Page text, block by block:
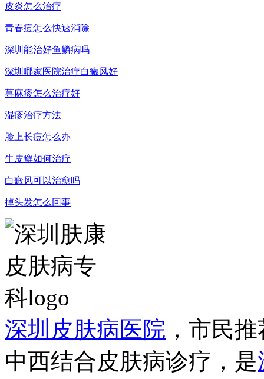
皮炎怎么治疗
青春痘怎么快速消除
深圳能治好鱼鳞病吗
深圳哪家医院治疗白癜风好
荨麻疹怎么治疗好
湿疹治疗方法
脸上长痘怎么办
牛皮癣如何治疗
白癜风可以治愈吗
掉头发怎么回事
深圳皮肤病医院 ，市民
中西结合皮肤病诊疗，是